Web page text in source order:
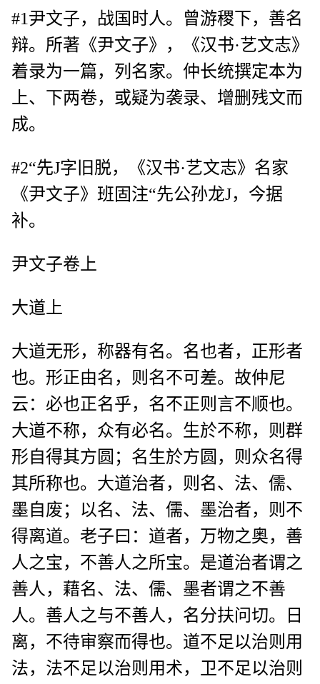
#1尹文子，战国时人。曾游稷下，善名
辩。所著《尹文子》，《汉书·艺文志》
着录为一篇，列名家。仲长统撰定本为
上、下两卷，或疑为袭录、增删残文而
成。
#2“先J字旧脱，《汉书·艺文志》名家
《尹文子》班固注“先公孙龙J，今据
补。
尹文子卷上
大道上
大道无形，称器有名。名也者，正形者
也。形正由名，则名不可差。故仲尼
云：必也正名乎，名不正则言不顺也。
大道不称，众有必名。生於不称，则群
形自得其方圆；名生於方圆，则众名得
其所称也。大道治者，则名、法、儒、
墨自废；以名、法、儒、墨治者，则不
得离道。老子曰：道者，万物之奥，善
人之宝，不善人之所宝。是道治者谓之
善人，藉名、法、儒、墨者谓之不善
人。善人之与不善人，名分扶问切。日
离，不待审察而得也。道不足以治则用
法，法不足以治则用术，卫不足以治则